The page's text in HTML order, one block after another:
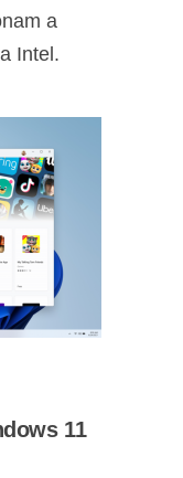
a
Intel.
11